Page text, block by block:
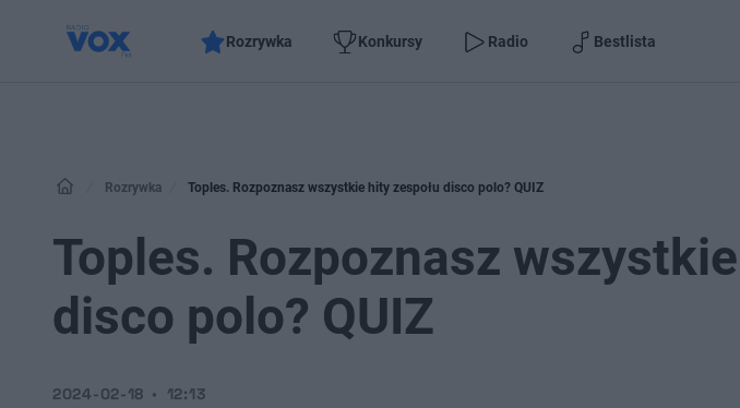
Rozrywka Konkursy Radio Bestlista
Rozrywka Toples. Rozpoznasz wszystkie hity zespołu disco polo? QUIZ
Toples. Rozpoznasz
disco polo? QUIZ
2024-02-18 12:13